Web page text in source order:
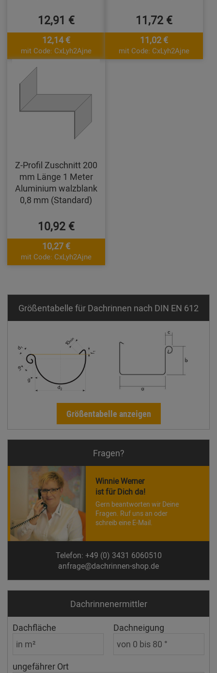
12,91 €
12,14 €
mit Code: CxLyh2Ajne
11,72 €
11,02 €
mit Code: CxLyh2Ajne
Z-Profil Zuschnitt 200
mm Länge 1 Meter
Aluminium walzblank
0,8 mm (Standard)
10,92 €
10,27 €
mit Code: CxLyh2Ajne
Größentabelle für Dachrinnen nach DIN EN 612
Größentabelle anzeigen
Fragen?
Winnie Werner
ist für Dich da!
Gern beantworten wir Deine
Fragen. Ruf uns an oder
schreib eine E-Mail.
Telefon: +49 (0) 3431 6060510
anfrage@dachrinnen-shop.de
Dachrinnen­ermittler
Dachfläche Dachneigung
ungefährer Ort